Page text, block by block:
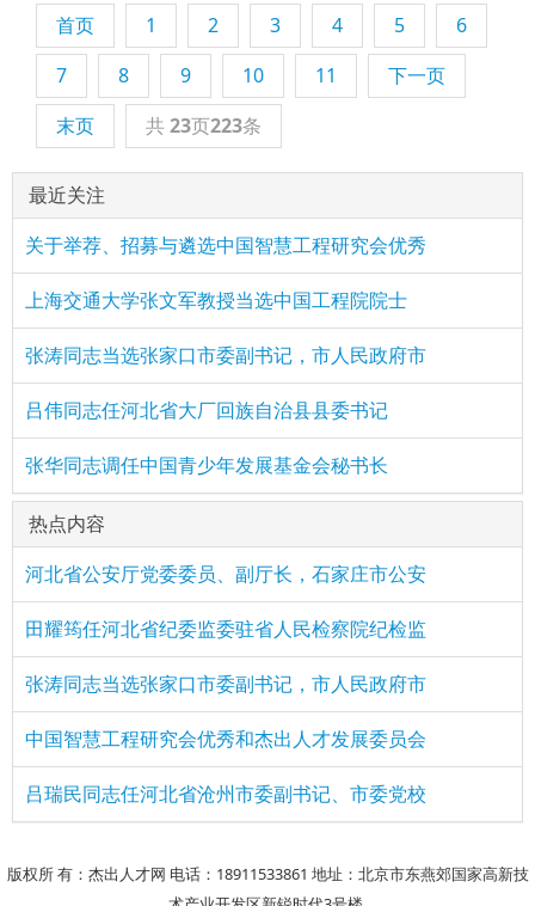
首页 1 2 3 4 5
6
7
8 9 10 11
下一页
末页
共23页223条
最近关注
关于举荐、招募与遴选中国智慧工程研究会优秀
上海交通大学张文军教授当选中国工程院院士
张涛同志当选张家口市委副书记，市人民政府市
吕伟同志任河北省大厂回族自治县县委书记
张华同志调任中国青少年发展基金会秘书长
热点内容
河北省公安厅党委委员、副厅长，石家庄市公安
田耀筠任河北省纪委监委驻省人民检察院纪检监
张涛同志当选张家口市委副书记，市人民政府市
中国智慧工程研究会优秀和杰出人才发展委员会
吕瑞民同志任河北省沧州市委副书记、市委党校
版权所 有：杰出人才网 电话：18911533861 地址：北京市东燕郊国家高新技